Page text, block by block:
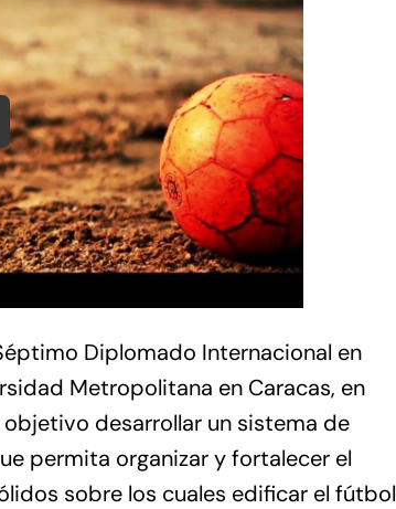
Diplomado Internacional en
Metropolitana en Caracas, en
objetivo desarrollar un sistema de
permita organizar y fortalecer el
sobre los cuales edificar el fútbol